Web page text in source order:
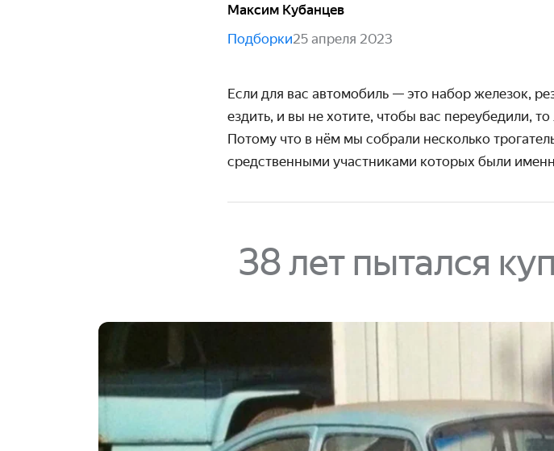
Максим Кубанцев
Подборки25 апреля 2023
Если для вас автомобиль — это набор железок,
ездить, и вы не хотите, чтобы вас пере­убедили,
Потому что в нём мы собрали несколько
сред­ственными участниками которых были
38 лет пытался